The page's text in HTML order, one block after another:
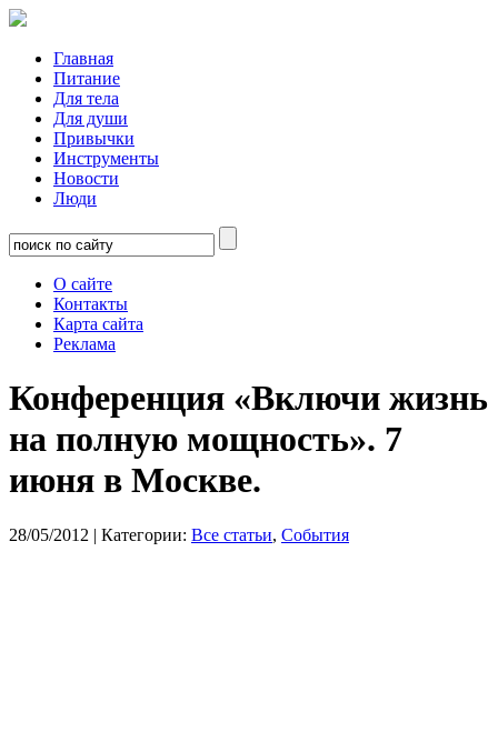
Главная
Питание
Для тела
Для души
Привычки
Инструменты
Новости
Люди
О сайте
Контакты
Карта сайта
Реклама
Конференция «Включи жизнь
на полную мощность». 7
июня в Москве.
28/05/2012 | Категории: Все статьи, События